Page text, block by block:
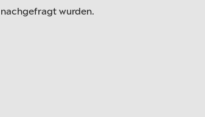
nachgefragt wurden.